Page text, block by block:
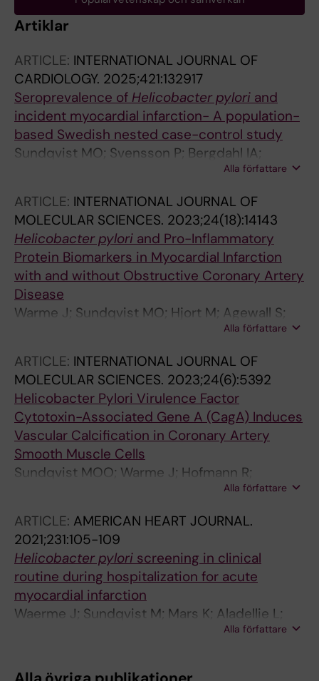
Artiklar
ARTICLE: INTERNATIONAL JOURNAL OF
CARDIOLOGY. 2025;421:132917
Seroprevalence of Helicobacter pylori and
incident myocardial infarction- A population-
based Swedish nested case-control study
Sundqvist MO; Svensson P; Bergdahl IA;
Wennberg P; Tornvall P; Andersson JSO;
Alla författare
ARTICLE: INTERNATIONAL JOURNAL OF
MOLECULAR SCIENCES. 2023;24(18):14143
Helicobacter pylori and Pro-Inflammatory
Protein Biomarkers in Myocardial Infarction
with and without Obstructive Coronary Artery
Disease
Warme J; Sundqvist MO; Hjort M; Agewall S;
Collste O; Ekenback C; Frick M; Henareh L;
Hassan S; Svensson P; Lindahl B; Hofmann R;
Tornvall P
Alla författare
ARTICLE: INTERNATIONAL JOURNAL OF
MOLECULAR SCIENCES. 2023;24(6):5392
Helicobacter Pylori Virulence Factor
Cytotoxin-Associated Gene A (CagA) Induces
Vascular Calcification in Coronary Artery
Smooth Muscle Cells
Sundqvist MOO; Warme J; Hofmann R;
Alla författare
ARTICLE: AMERICAN HEART JOURNAL.
2021;231:105-109
Helicobacter pylori screening in clinical
routine during hospitalization for acute
myocardial infarction
Waerme J; Sundqvist M; Mars K; Aladellie L;
Pawelzik S-C; Erlinge D; Jernberg T; James S;
Alla författare